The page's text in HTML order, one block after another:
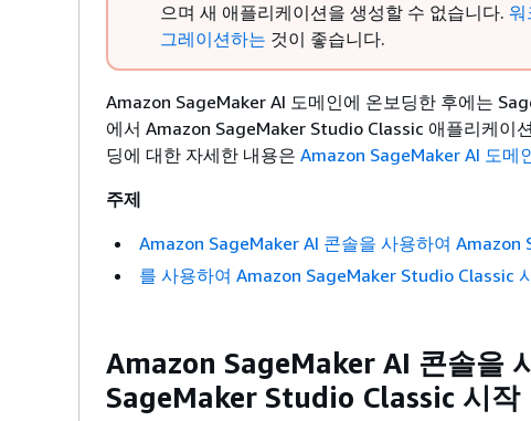
으며 새 애플리케이션을 생성할 수 없습니다. 워
그레이션하는 것이 좋습니다.
Amazon SageMaker AI 도메인에 온보딩한 후에는
에서 Amazon SageMaker Studio Classic 애플리케이
딩에 대한 자세한 내용은 Amazon SageMaker AI 도메
주제
Amazon SageMaker AI 콘솔을 사용하여
를 사용하여 Amazon SageMaker Studio Classic
Amazon SageMaker AI 콘솔을
SageMaker Studio Classic 시작